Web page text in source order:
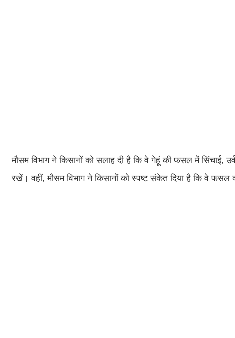
मौसम विभाग ने किसानों को सलाह दी है कि वे गेहूं की फसल में
रखें। वहीं, मौसम विभाग ने किसानों को स्पष्ट संकेत दिया है कि वे